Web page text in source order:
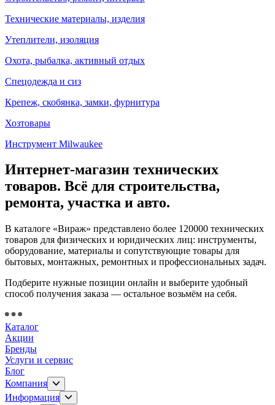
Технические материалы, изделия
Утеплители, изоляция
Охота, рыбалка, активный отдых
Спецодежда и сиз
Крепеж, скобянка, замки, фурнитура
Хозтовары
Инструмент Milwaukee
Интернет-магазин технических
товаров. Всё для строительства,
ремонта, участка и авто.
В каталоге «Вираж» представлено более 120000 технических
товаров для физических и юридических лиц: инструменты,
оборудование, материалы и сопутствующие товары для
бытовых, монтажных, ремонтных и профессиональных задач.
Подберите нужные позиции онлайн и выберите удобный
способ получения заказа — остальное возьмём на себя.
Каталог
Акции
Бренды
Услуги и сервис
Блог
Компания
Информация